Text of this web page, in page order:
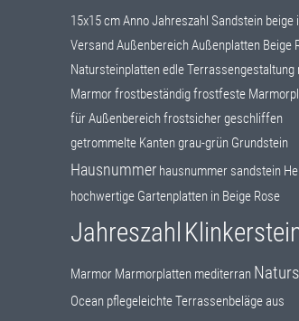
15x15 cmAnno Jahreszahl Sandstein beige
VersandAußenbereichAußenplatten Beige
Natursteinplattenedle Terrassengestaltung
Marmorfrostbeständigfrostfeste
für Außenbereichfrostsichergeschliffen
getrommelte Kantengrau-grün Grundstein
Hausnummer hausnummer sandstein
hochwertige Gartenplatten in Beige Rose
Jahreszahl
Marmor Marmorplatten mediterran
Ocean pflegeleichte Terrassenbeläge aus